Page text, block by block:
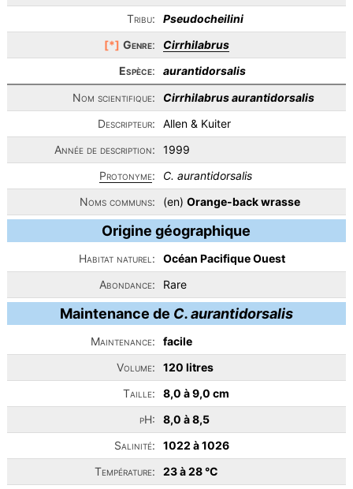
Tribu:
Pseudocheilini
[*] Genre:
Cirrhilabrus
Espèce:
aurantidorsalis
Nom scientifique:
Cirrhilabrus aurantidorsalis
Descripteur:
Allen & Kuiter
Année de description:
1999
Protonyme:
C. aurantidorsalis
Noms communs:
(en) Orange-back wrasse
Origine géographique
Habitat naturel:
Océan Pacifique Ouest
Abondance:
Rare
Maintenance de C. aurantidorsalis
Maintenance:
facile
Volume:
120 litres
Taille:
8,0 à 9,0 cm
pH:
8,0 à 8,5
Salinité:
1022 à 1026
Température:
23 à 28 °C